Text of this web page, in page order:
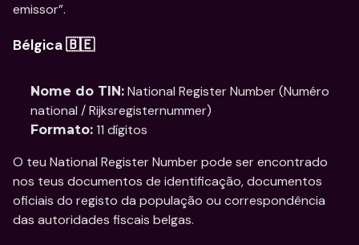
emissor”.
Bélgica 🇧🇪
Nome do TIN: National Register Number (Numéro
national / Rijksregisternummer)
Formato: 11 dígitos
O teu National Register Number pode ser encontrado
nos teus documentos de identificação, documentos
oficiais do registo da população ou correspondência
das autoridades fiscais belgas.